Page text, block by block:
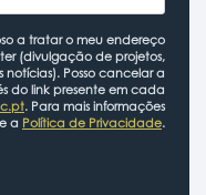
a tratar o meu endereço
(divulgação de projetos,
notícias). Posso cancelar a
do link presente em cada
. Para mais informações
a Política de Privacidade.